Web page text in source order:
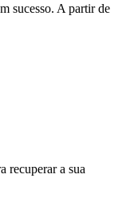
sucesso. A partir de
recuperar a sua